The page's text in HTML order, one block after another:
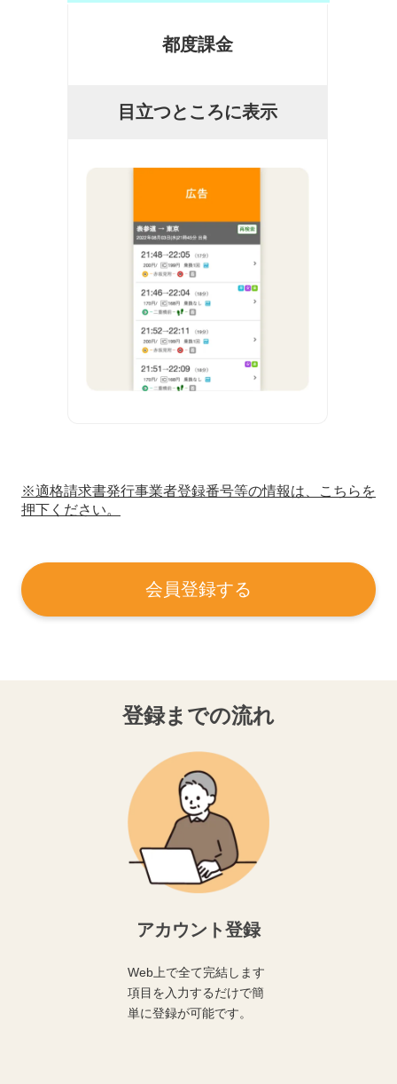
都度課金
目立つところに表示
※適格請求書発行事業者登録番号等の情報は、こちらを
押下ください。
会員登録する
登録までの流れ
アカウント登録
Web上で全て完結します
項目を入力するだけで簡
単に登録が可能です。